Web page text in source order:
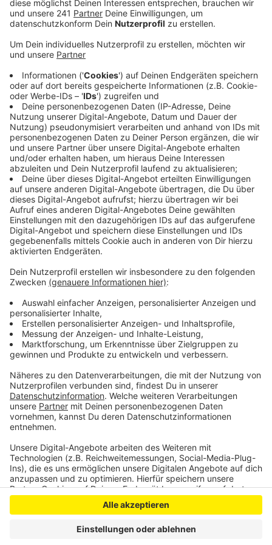
Anzeige
Gehaltsgruppen ganz abzuschaffen bzw. zu
senken. Die Stadt macht aber schon jetzt jedes
Jahr Millionenverluste mit der Kinderbetreuung.
Veröffentlicht:Dienstag, 16.04.2019 06:02
Anzeige
Eine Senkung bzw. gänzliche Abschaffung der
Elternbeiträge ist nicht möglich, sagt die Stadt. Sie
führt das auf steigende Kinderzahlen und einen
höheren Bedarf an Betreuungsplätzen zurück. Auch
rein rechtlich sei eine Abschaffung der Gebühren nicht
möglich, da sich Leverkusen im
Haushaltssicherungspakt befindet. Schon jetzt macht
die Stadt mit der Kinderbetreuung jedes Jahr Verluste.
Für das laufende Jahr rechnet sie mit rund 37 Millionen
schon eine Verbesserung um knapp 2 Millionen Euro.
aktuellen Bertelsmannstudie im bundesweiten
Durchschnitt.
Anzeige